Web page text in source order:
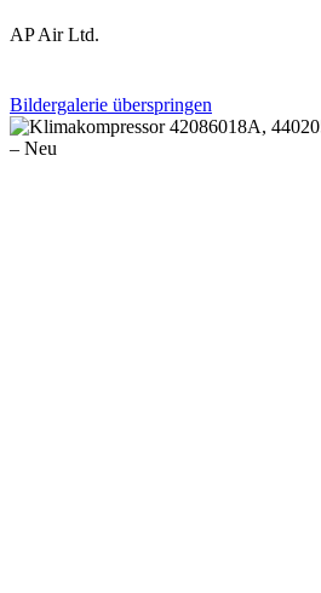
AP Air Ltd.
Bildergalerie überspringen